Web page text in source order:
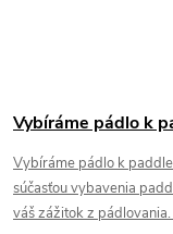
Vybíráme pádlo k
Vybíráme pádlo k
súčasťou vybavenia
váš zážitok z pádlovania.